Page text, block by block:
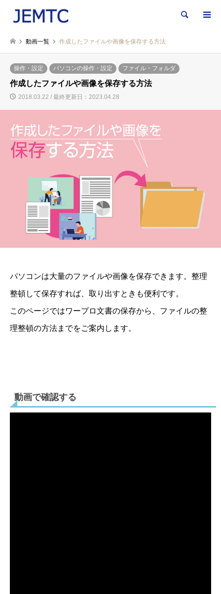
検索
動画一覧 作成したファイルや画像を保存する方法
操作・設定 パソコンの操作・設定 ファイル・フォルダ
作成したファイルや画像を保存する方法
2018.03.22 / 最終更新日：2023.04.28
パソコンは大量のファイルや画像を保存できます。整理
整頓して保存すれば、取り出すときも便利です。
このページではワープロ文書の保存から、ファイルの整
理整頓の方法までをご案内します。
動画で確認する